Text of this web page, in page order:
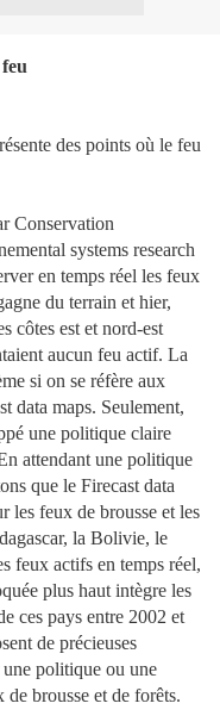
des points où le feu
Conservation
systems research
en temps réel les feux
du terrain et hier,
côtes est et nord-est
aucun feu actif. La
si on se réfère aux
data maps. Seulement,
une politique claire
attendant une politique
que le Firecast data
les feux de brousse et les
la Bolivie, le
feux actifs en temps réel,
plus haut intègre les
ces pays entre 2002 et
de précieuses
une politique ou une
brousse et de forêts.